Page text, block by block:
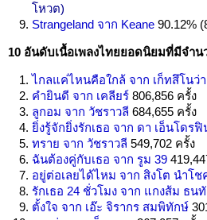
โหวต)
Strangeland จาก Keane 90.12%
10 อันดับเนื้อเพลงไทยยอดนิยมที่มีจำ
ไกลแค่ไหนคือใกล้ จาก เก็ทสึโนว่า
คำยินดี จาก เคลียร์ 806,856 ครั้ง
ลูกอม จาก วัชราวลี 684,655 ครั้ง
ยิ่งรู้จักยิ่งรักเธอ จาก ดา เอ็นโดรฟิ
ทราย จาก วัชราวลี 549,702 ครั้ง
ฉันต้องคู่กับเธอ จาก รูม 39
อยู่ต่อเลยได้ไหม จาก สิงโต นำโช
รักเธอ 24 ชั่วโมง จาก แกงส้ม ธน
ตั้งใจ จาก เอ๊ะ จิรากร สมพิทักษ์